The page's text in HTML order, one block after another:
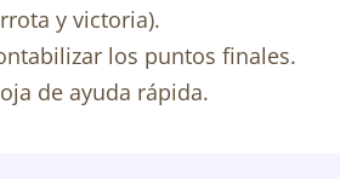
y victoria).
los puntos finales.
de ayuda rápida.